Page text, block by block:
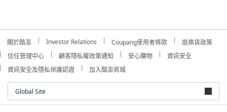
關於酷澎 Investor Relations Coupang使用者條款
退換貨政策
信任管理中心
顧客隱私權政策通知 安心購物
資訊安全
資訊安全及隱私保護認證
加入酷澎商城
Global Site